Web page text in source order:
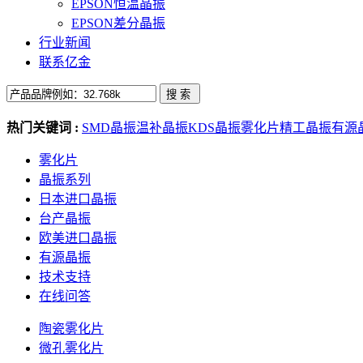
EPSON恒温晶振
EPSON差分晶振
行业新闻
联系亿金
热门关键词 : SMD晶振温补晶振KDS晶振雾化片精工晶振有源
雾化片
晶振系列
日本进口晶振
台产晶振
欧美进口晶振
有源晶振
技术支持
在线问答
陶瓷雾化片
微孔雾化片